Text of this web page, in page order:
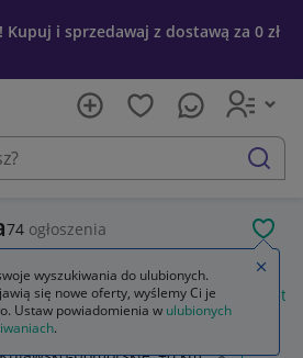
i sprzedawaj z dostawą za 0 zł
szukaj
74 ogłoszenia
guard regał metalowy loreal
wyszukiwania do ulubionych.
się nowe oferty, wyślemy Ci je
Ustaw powiadomienia w ulubionych
.